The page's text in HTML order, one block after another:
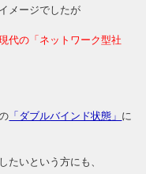
メージでしたが
代の「ネットワーク型社
「ダブルバインド状態」 に
たいという方にも、